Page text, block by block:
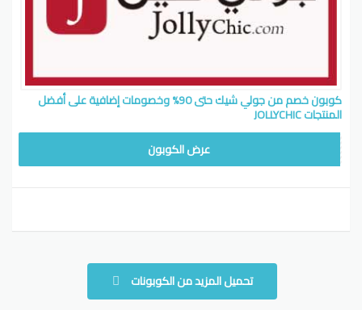
كوبون خصم من جولي شيك حتى 90% وخصومات إضافية على أفضل
المنتجات JOLLYCHIC
عرض الكوبون
تحميل المزيد من الكوبونات